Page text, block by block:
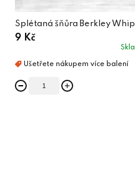
Splétaná šňůra Berkley
9 Kč